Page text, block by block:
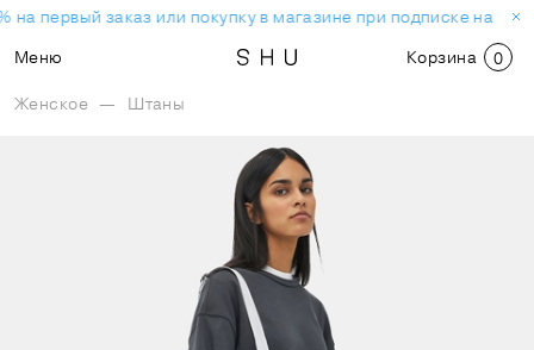
на первый заказ или покупку в магазине при подписке на
Меню
Корзина 0
Женское — Штаны